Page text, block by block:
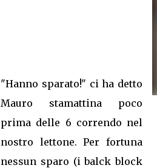
"Hanno sparato!" ci ha detto
Mauro stamattina poco
prima delle 6 correndo nel
nostro lettone. Per fortuna
nessun sparo (i balck block